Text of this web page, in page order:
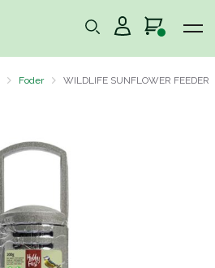
Foder WILDLIFE SUNFLOWER FEEDER